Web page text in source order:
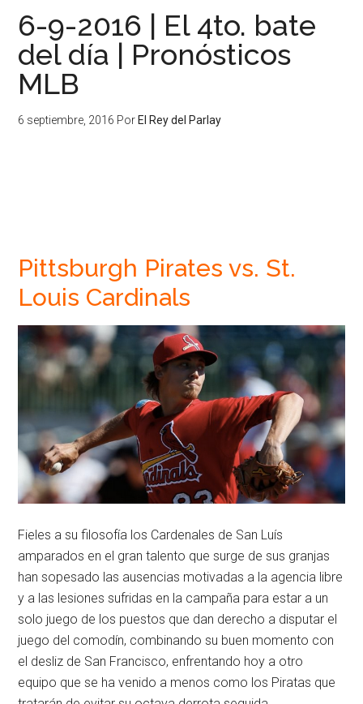
6-9-2016 | El 4to. bate
del día | Pronósticos
MLB
6 septiembre, 2016 Por El Rey del Parlay
Pittsburgh Pirates vs. St.
Louis Cardinals
Fieles a su filosofía los Cardenales de San Luís
amparados en el gran talento que surge de sus granjas
han sopesado las ausencias motivadas a la agencia libre
y a las lesiones sufridas en la campaña para estar a un
solo juego de los puestos que dan derecho a disputar el
juego del comodín, combinando su buen momento con
el desliz de San Francisco, enfrentando hoy a otro
equipo que se ha venido a menos como los Piratas que